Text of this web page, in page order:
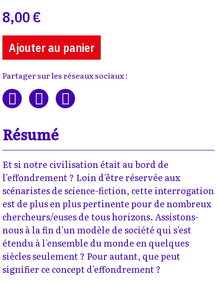
8,00 €
Ajouter au panier
Partager sur les réseaux sociaux :
Résumé
Et si notre civilisation était au bord de
l'effondrement ? Loin d'être réservée aux
scénaristes de science-fiction, cette interrogation
est de plus en plus pertinente pour de nombreux
chercheurs/euses de tous horizons. Assistons-
nous à la fin d'un modèle de société qui s'est
étendu à l'ensemble du monde en quelques
siècles seulement ? Pour autant, que peut
signifier ce concept d'effondrement ?